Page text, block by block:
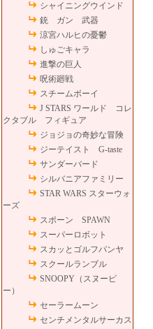
シャイニングウインド
銃 ガン 武器
涼宮ハルヒの憂鬱
しゅごキャラ
進撃の巨人
呪術廻戦
スチームボーイ
J STARS ワールド コレ
クタブル フィギュア
ジョジョの奇妙な冒険
ジーテイスト G-taste
サンダーバード
シルバニアファミリー
STAR WARS スターウォ
ーズ
スポーン SPAWN
スーパーロボット
スカッとゴルフパンヤ
スクールランブル
SNOOPY（スヌーピ
ー）
セーラームーン
センチメンタルサーカス